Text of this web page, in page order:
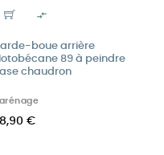

boue arrière
89 à peindre
chaudron
€